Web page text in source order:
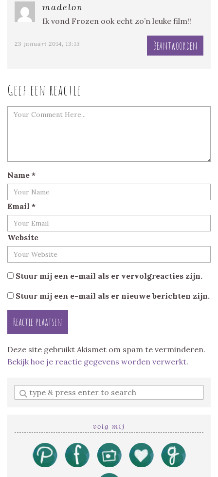
madelon
Ik vond Frozen ook echt zo’n leuke film!!
23 januari 2014, 13:15 Beantwoorden
Geef een reactie
Name *
Email *
Website
Stuur mij een e-mail als er vervolgreacties zijn.
Stuur mij een e-mail als er nieuwe berichten zijn.
Deze site gebruikt Akismet om spam te verminderen.
Bekijk hoe je reactie gegevens worden verwerkt.
Enter
a
volg mij